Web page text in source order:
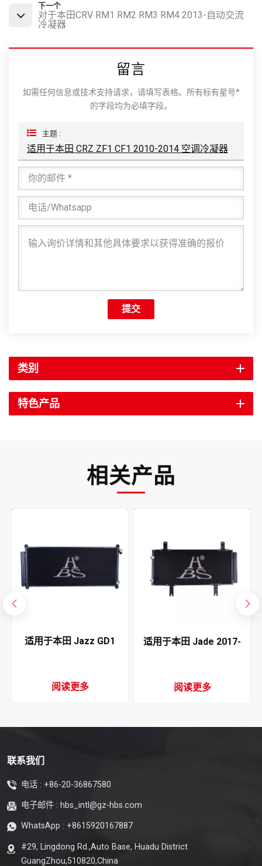
下一个
对于本田CRV RM1 RM2 RM3 RM4 2013-自动交流
冷凝器
留言
如需任何信息或技术支持请求，请填写表格。所有标有星号*
的字段均为必填字段。
主题 :
适用于本田 CRZ ZF1 CF1 2010-2014 空调冷凝器
提交
类别
特色产品
相关产品
适用于本田 Jazz GD1
阅读更多
适用于本田 Jade 2017-
阅读更多
联系我们
电话 : +86-20-36867580
电子邮件 : hbs_intl@gz-hbs.com
WhatsApp : +8615920167887
#29, Lingdong Rd.,Auto Base, Huadu District
GuangZhou,510820,China